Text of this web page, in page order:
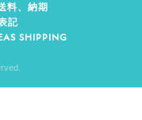
料、納期
記
SHIPPING